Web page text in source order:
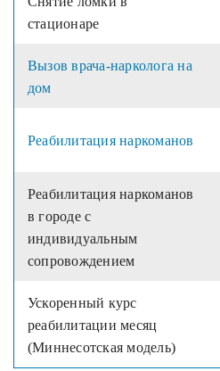
стационаре
Вызов врача-нарколога на
дом
Реабилитация наркоманов
Реабилитация наркоманов
в городе с
индивидуальным
сопровождением
Ускоренный курс
реабилитации месяц
(Миннесотская модель)